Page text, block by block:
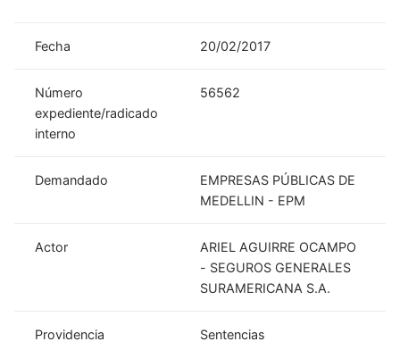
Fecha 20/02/2017
Número
expediente/radicado
interno
56562
Demandado
EMPRESAS PÚBLICAS DE
MEDELLIN - EPM
Actor
ARIEL AGUIRRE OCAMPO
- SEGUROS GENERALES
SURAMERICANA S.A.
Providencia Sentencias